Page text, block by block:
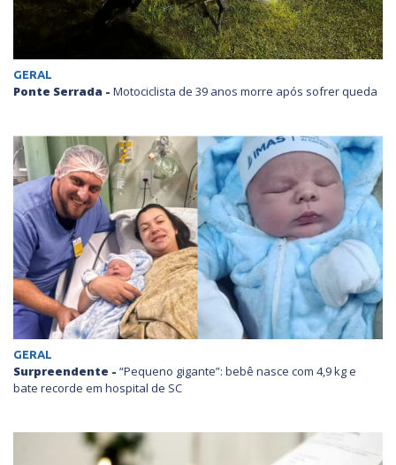
GERAL
Ponte Serrada - Motociclista de 39 anos morre após sofrer queda
GERAL
Surpreendente - “Pequeno gigante”: bebê nasce com 4,9 kg e
bate recorde em hospital de SC